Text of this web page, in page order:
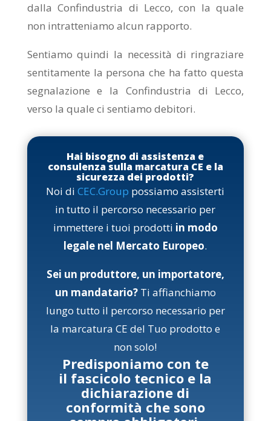
dalla Confindustria di Lecco, con la quale
non intratteniamo alcun rapporto.
Sentiamo quindi la necessità di ringraziare
sentitamente la persona che ha fatto questa
segnalazione e la Confindustria di Lecco,
verso la quale ci sentiamo debitori.
Hai bisogno di assistenza e
consulenza sulla marcatura CE e la
sicurezza dei prodotti?
Noi diCEC.Group possiamo assisterti
in tutto il percorso necessario per
immettere i tuoi prodotti in modo
legale nel Mercato Europeo.
Sei un produttore, un importatore,
un mandatario?Ti affianchiamo
lungo tutto il percorso necessario per
la marcatura CE del Tuo prodotto e
non solo!
Predisponiamo con te
il fascicolo tecnico e la
dichiarazione di
conformità che sono